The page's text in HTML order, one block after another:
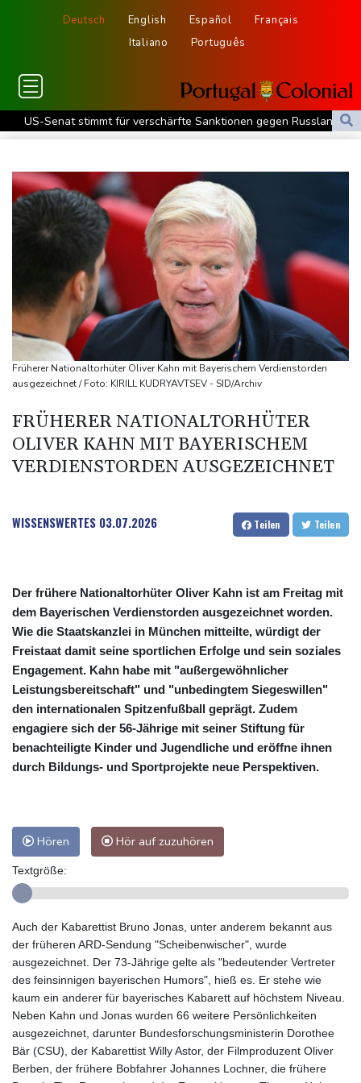
Deutsch English Español
Français
Italiano
Português
US-Senat stimmt für verschärfte Sanktionen gegen Russland
US-Gericht setzt Bau von Trumps Ballsaal aus - Präsident
Direkt-ICE Berlin-Paris bleibt wegen Technikproblemen vorerst
unterbrochen
Selenskyj erstmals seit Beginn von Ukraine-Krieg nach Serbien
Russland weist Verantwortung für Drohnenvorfall an Leipziger
Flughafen zurück
US-Berufungsgericht bestätigt Aussetzung von Trumps
umstrittenen Ballsaal-Plänen
Nach Andrang auf Ceuta: Spanien und Italien streiten über
Grenzkontrollen
Niewiadoma fährt am Mont Ventoux ins Gelbe Trikot
Trumps umstrittener Justizminister Blanche kurz vor der
Bestätigung im Senat
Früherer Nationaltorhüter Oliver Kahn mit Bayerischem Verdienstorden
ausgezeichnet / Foto: KIRILL KUDRYAVTSEV - SID/Archiv
FRÜHERER NATIONALTORHÜTER
OLIVER KAHN MIT BAYERISCHEM
VERDIENSTORDEN AUSGEZEICHNET
WISSENSWERTES 03.07.2026 Teilen Teilen
Der frühere Nationaltorhüter Oliver Kahn ist am Freitag mit
dem Bayerischen Verdienstorden ausgezeichnet worden.
Wie die Staatskanzlei in München mitteilte, würdigt der
Freistaat damit seine sportlichen Erfolge und sein soziales
Engagement. Kahn habe mit "außergewöhnlicher
Leistungsbereitschaft" und "unbedingtem Siegeswillen"
den internationalen Spitzenfußball geprägt. Zudem
engagiere sich der 56-Jährige mit seiner Stiftung für
benachteiligte Kinder und Jugendliche und eröffne ihnen
durch Bildungs- und Sportprojekte neue Perspektiven.
Hören Hör auf zuzuhören
Textgröße:
Auch der Kabarettist Bruno Jonas, unter anderem bekannt aus
der früheren ARD-Sendung "Scheibenwischer", wurde
ausgezeichnet. Der 73-Jährige gelte als "bedeutender Vertreter
des feinsinnigen bayerischen Humors", hieß es. Er stehe wie
kaum ein anderer für bayerisches Kabarett auf höchstem Niveau.
Neben Kahn und Jonas wurden 66 weitere Persönlichkeiten
ausgezeichnet, darunter Bundesforschungsministerin Dorothee
Bär (CSU), der Kabarettist Willy Astor, der Filmproduzent Oliver
Berben, der frühere Bobfahrer Johannes Lochner, die frühere